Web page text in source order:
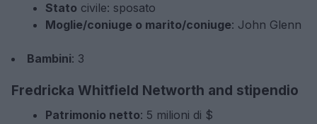
Stato civile: sposato
Moglie/coniuge o marito/coniuge: John Glenn
Bambini: 3
Fredricka Whitfield Networth and stipendio
Patrimonio netto: 5 milioni di $